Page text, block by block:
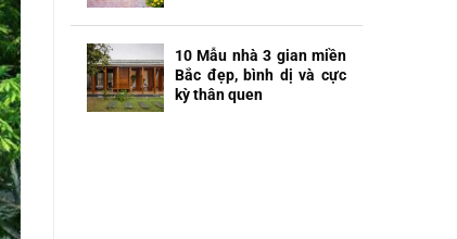
10 Mẫu nhà 3 gian miền
Bắc đẹp, bình dị và cực
kỳ thân quen